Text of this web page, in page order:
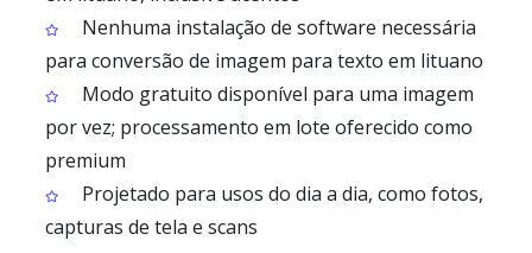
Nenhuma instalação de software necessária
para conversão de imagem para texto em lituano
Modo gratuito disponível para uma imagem
por vez; processamento em lote oferecido como
premium
Projetado para usos do dia a dia, como fotos,
capturas de tela e scans